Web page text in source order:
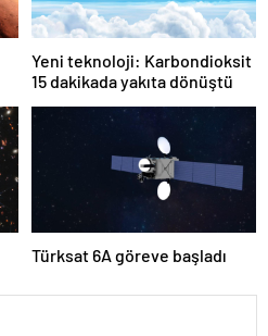
Yeni teknoloji: Karbondioksit
15 dakikada yakıta dönüştü
Türksat 6A göreve başladı